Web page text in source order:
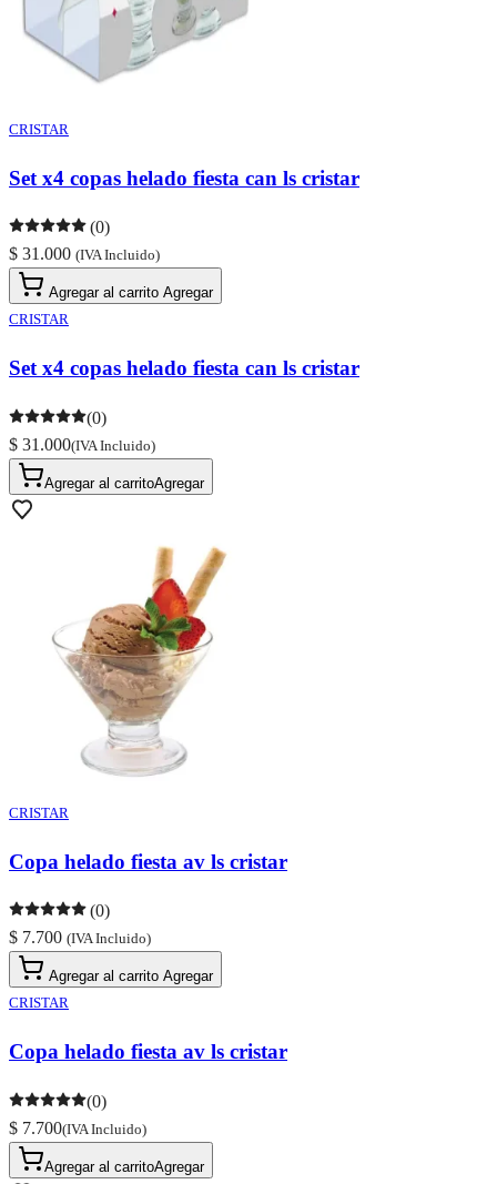
CRISTAR
Set x4 copas helado fiesta can ls cristar
(0)
$ 31.000 (IVA Incluido)
Agregar al carrito Agregar
CRISTAR
Set x4 copas helado fiesta can ls cristar
(0)
$ 31.000(IVA Incluido)
Agregar al carritoAgregar
CRISTAR
Copa helado fiesta av ls cristar
(0)
$ 7.700 (IVA Incluido)
Agregar al carrito Agregar
CRISTAR
Copa helado fiesta av ls cristar
(0)
$ 7.700(IVA Incluido)
Agregar al carritoAgregar